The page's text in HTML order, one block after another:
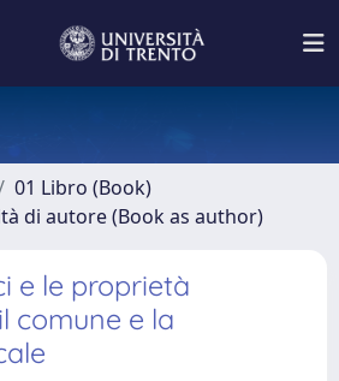
01 Libro (Book)
di autore (Book as author)
e le proprietà
comune e la